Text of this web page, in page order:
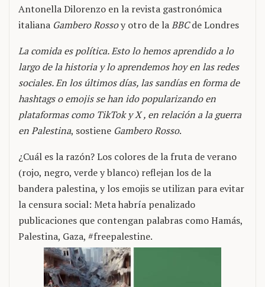
Antonella Dilorenzo en la revista gastronómica
italiana Gambero Rossoy otro de laBBCde Londres
La comida es política. Esto lo hemos aprendido a lo
largo de la historia y lo aprendemos hoy en las redes
sociales. En los últimos días, las sandías en forma de
hashtags o emojis se han ido popularizando en
plataformas como TikTok y X , en relación a la guerra
en Palestina, sostiene Gambero Rosso.
¿Cuál es la razón? Los colores de la fruta de verano
(rojo, negro, verde y blanco) reflejan los de la
bandera palestina, y los emojis se utilizan para evitar
la censura social: Meta habría penalizado
publicaciones que contengan palabras como Hamás,
Palestina, Gaza, #freepalestine.